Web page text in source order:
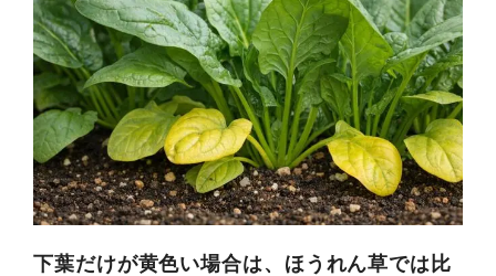
下葉だけが黄色い場合は、ほうれん草では比